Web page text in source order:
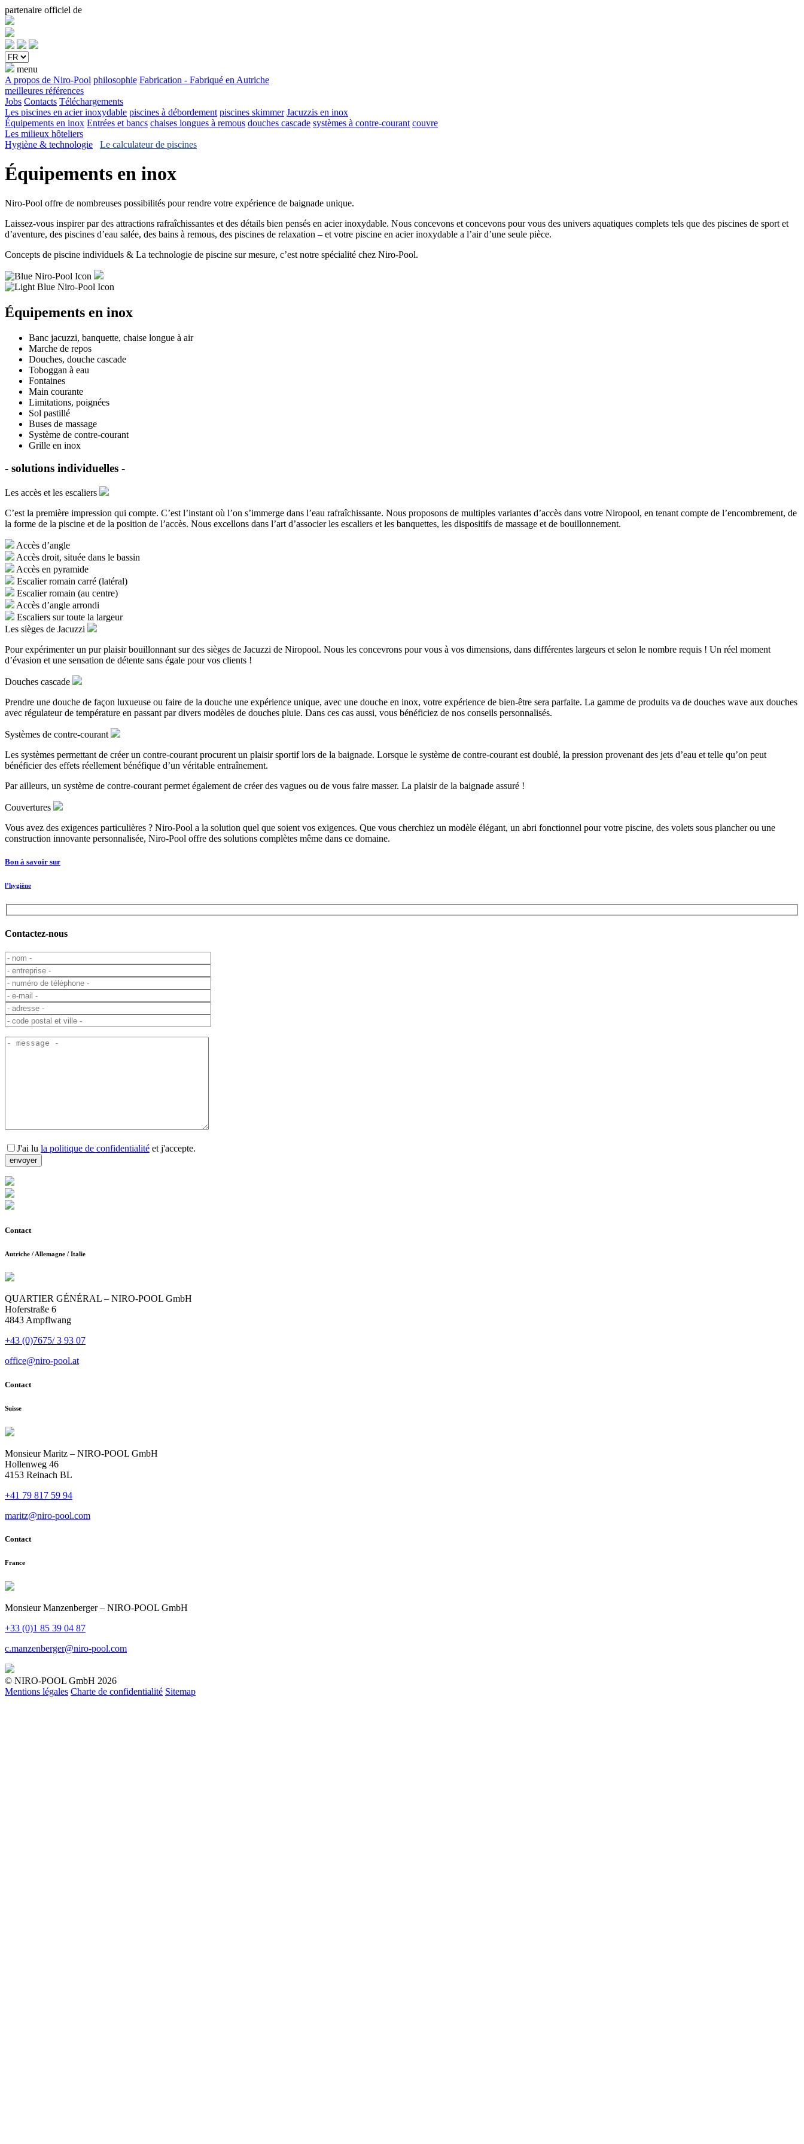
partenaire officiel de
menu
A propos de Niro-Pool philosophie Fabrication - Fabriqué en Autriche
meilleures références
Jobs Contacts Téléchargements
Les piscines en acier inoxydable piscines à débordement piscines skimmer Jacuzzis en inox
Équipements en inox Entrées et bancs chaises longues à remous douches cascade systèmes à contre-courant couvre
Les milieux hôteliers
Hygiène & technologie
Le calculateur de piscines
Équipements en inox
Niro-Pool offre de nombreuses possibilités pour rendre votre expérience de baignade unique.
Laissez-vous inspirer par des attractions rafraîchissantes et des détails bien pensés en acier inoxydable. Nous concevons et concevons pour vous des univers aquatiques complets tels que des piscines de sport et
d’aventure, des piscines d’eau salée, des bains à remous, des piscines de relaxation – et votre piscine en acier inoxydable a l’air d’une seule pièce.
Concepts de piscine individuels & La technologie de piscine sur mesure, c’est notre spécialité chez Niro-Pool.
Équipements en inox
Banc jacuzzi, banquette, chaise longue à air
Marche de repos
Douches, douche cascade
Toboggan à eau
Fontaines
Main courante
Limitations, poignées
Sol pastillé
Buses de massage
Système de contre-courant
Grille en inox
- solutions individuelles -
Les accès et les escaliers
C’est la première impression qui compte. C’est l’instant où l’on s’immerge dans l’eau rafraîchissante. Nous proposons de multiples variantes d’accès dans votre Niropool, en tenant compte de l’encombrement, de
la forme de la piscine et de la position de l’accès. Nous excellons dans l’art d’associer les escaliers et les banquettes, les dispositifs de massage et de bouillonnement.
Accès d’angle
Accès droit, située dans le bassin
Accès en pyramide
Escalier romain carré (latéral)
Escalier romain (au centre)
Accès d’angle arrondi
Escaliers sur toute la largeur
Les sièges de Jacuzzi
Pour expérimenter un pur plaisir bouillonnant sur des sièges de Jacuzzi de Niropool. Nous les concevrons pour vous à vos dimensions, dans différentes largeurs et selon le nombre requis ! Un réel moment
d’évasion et une sensation de détente sans égale pour vos clients !
Douches cascade
Prendre une douche de façon luxueuse ou faire de la douche une expérience unique, avec une douche en inox, votre expérience de bien-être sera parfaite. La gamme de produits va de douches wave aux douches
avec régulateur de température en passant par divers modèles de douches pluie. Dans ces cas aussi, vous bénéficiez de nos conseils personnalisés.
Systèmes de contre-courant
Les systèmes permettant de créer un contre-courant procurent un plaisir sportif lors de la baignade. Lorsque le système de contre-courant est doublé, la pression provenant des jets d’eau et telle qu’on peut
bénéficier des effets réellement bénéfique d’un véritable entraînement.
Par ailleurs, un système de contre-courant permet également de créer des vagues ou de vous faire masser. La plaisir de la baignade assuré !
Couvertures
Vous avez des exigences particulières ? Niro-Pool a la solution quel que soient vos exigences. Que vous cherchiez un modèle élégant, un abri fonctionnel pour votre piscine, des volets sous plancher ou une
construction innovante personnalisée, Niro-Pool offre des solutions complètes même dans ce domaine.
Bon à savoir sur
l’hygiène
Contactez-nous
J'ai lu la politique de confidentialité et j'accepte.
Contact
Autriche / Allemagne / Italie
QUARTIER GÉNÉRAL – NIRO-POOL GmbH
Hoferstraße 6
4843 Ampflwang
+43 (0)7675/ 3 93 07
office@niro-pool.at
Contact
Suisse
Monsieur Maritz – NIRO-POOL GmbH
Hollenweg 46
4153 Reinach BL
+41 79 817 59 94
maritz@niro-pool.com
Contact
France
Monsieur Manzenberger – NIRO-POOL GmbH
+33 (0)1 85 39 04 87
c.manzenberger@niro-pool.com
© NIRO-POOL GmbH 2026
Mentions légales Charte de confidentialité Sitemap